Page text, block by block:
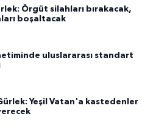
Örgüt silahları bırakacak,
boşaltacak
uluslararası standart
Yeşil Vatan'a kastedenler